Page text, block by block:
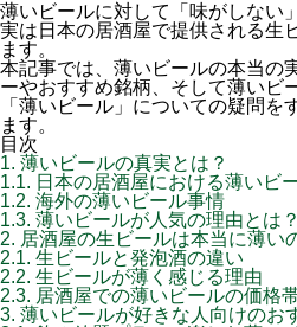
薄いビールに対して「味がしない
実は日本の居酒屋で提供される生
ます。
本記事では、薄いビールの本当の
ーやおすすめ銘柄、そして薄いビ
「薄いビール」についての疑問
ます。
目次
1. 薄いビールの真実とは？
1.1. 日本の居酒屋における薄いビ
1.2. 海外の薄いビール事情
1.3. 薄いビールが人気の理由とは？
2. 居酒屋の生ビールは本当に薄い
2.1. 生ビールと発泡酒の違い
2.2. 生ビールが薄く感じる理由
2.3. 居酒屋での薄いビールの価格
3. 薄いビールが好きな人向けのお